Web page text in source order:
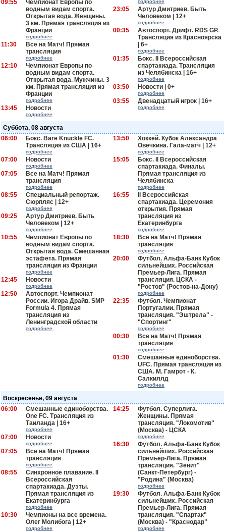
09:55
Чемпионат Европы по
водным видам спорта.
Открытая вода. Женщины.
3 км. Прямая трансляция из
Франции
подробнее
11:30
Все на Матч! Прямая
трансляция
подробнее
12:10
Чемпионат Европы по
водным видам спорта.
Открытая вода. Мужчины. 3
км. Прямая трансляция из
Франции
подробнее
13:45 Новости
подробнее
подробнее
23:05
Артур Дмитриев. Быть
Человеком | 12+
подробнее
00:35
Автоспорт. Дрифт. RDS GP.
Трансляция из Красноярска
| 6+
подробнее
01:35
Бокс. II Всероссийская
спартакиада. Трансляция
из Челябинска | 16+
подробнее
03:50 Новости | 0+
подробнее
03:55 Двенадцатый игрок | 16+
подробнее
Суббота, 08 августа
06:00
Бокс. Bare Knuckle FC.
Трансляция из США | 16+
подробнее
07:00 Новости
подробнее
07:05
Все на Матч! Прямая
трансляция
подробнее
08:55
Специальный репортаж.
Сюрпляс | 12+
подробнее
09:25
Артур Дмитриев. Быть
Человеком | 12+
подробнее
10:55
Чемпионат Европы по
водным видам спорта.
Открытая вода. Смешанная
эстафета. Прямая
трансляция из Франции
подробнее
12:45 Новости
подробнее
12:50
Автоспорт. Чемпионат
России. Игора Драйв. SMP
Formula 4. Прямая
трансляция из
Ленинградской области
подробнее
13:50
Хоккей. Кубок Александра
Овечкина. Гала-матч | 12+
подробнее
15:05
Бокс. II Всероссийская
спартакиада. Финалы.
Прямая трансляция из
Челябинска
подробнее
16:55
II Всероссийская
спартакиада. Церемония
открытия. Прямая
трансляция из
Екатеринбурга
подробнее
18:30
Все на Матч! Прямая
трансляция
подробнее
20:00
Футбол. Альфа-Банк Кубок
сильнейших. Российская
Премьер-Лига. Прямая
трансляция. ЦСКА -
"Ростов" (Ростов-на-Дону)
подробнее
22:35
Футбол. Чемпионат
Португалии. Прямая
трансляция. "Эштрела" -
"Спортинг"
подробнее
00:30
Все на Матч! Прямая
трансляция
подробнее
01:30
Смешанные единоборства.
UFC. Прямая трансляция из
США. М. Гамрот - К.
Салкиллд
подробнее
Воскресенье, 09 августа
06:00
Смешанные единоборства.
One FC. Трансляция из
Таиланда | 16+
подробнее
07:00 Новости
подробнее
07:05
Все на Матч! Прямая
трансляция
подробнее
08:55
Синхронное плавание. II
Всероссийская
спартакиада. Дуэты.
Прямая трансляция из
Екатеринбурга
подробнее
10:30
Чемпионы на все времена.
Олег Молибога | 12+
подробнее
14:25
Футбол. Суперлига.
Женщины. Прямая
трансляция. "Локомотив"
(Москва) - ЦСКА
подробнее
16:30
Футбол. Альфа-Банк Кубок
сильнейших. Российская
Премьер-Лига. Прямая
трансляция. "Зенит"
(Санкт-Петербург) -
"Родина" (Москва)
подробнее
19:30
Футбол. Альфа-Банк Кубок
сильнейших. Российская
Премьер-Лига. Прямая
трансляция. "Спартак"
(Москва) - "Краснодар"
подробнее